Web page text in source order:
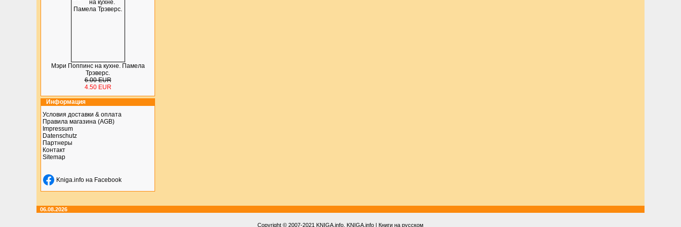
Мэри Поппинс на кухне. Памела
Трэверс.
6.00 EUR
4.50 EUR
Информация
Условия доставки & оплата
Правила магазина (AGB)
Impressum
Datenschutz
Партнеры
Контакт
Sitemap
Kniga.info на Facebook
06.08.2026
Copyright © 2007-2021 KNIGA.info , KNIGA.info | Книги на русском